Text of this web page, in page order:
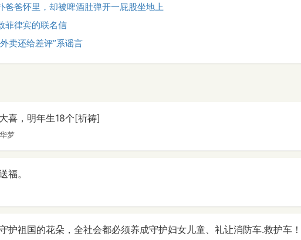
爸爸怀里，却被啤酒肚弹开一屁股坐地上
菲律宾的联名信
卖还给差评”系谣言
喜，明年生18个[祈祷]
梦
福。
护祖国的花朵，全社会都必须养成守护妇女儿童、礼让消防车.救护车！